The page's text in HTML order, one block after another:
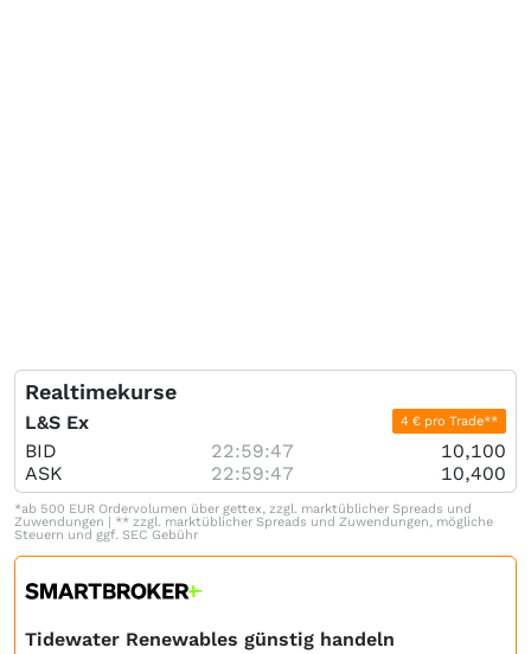
Realtimekurse
L&S Ex 4 € pro Trade**
BID 22:59:47
10,100
ASK
22:59:47 10,400
*ab 500 EUR Ordervolumen über gettex, zzgl. marktüblicher Spreads und
Zuwendungen | ** zzgl. marktüblicher Spreads und Zuwendungen, mögliche
Steuern und ggf. SEC Gebühr
Tidewater Renewables günstig handeln